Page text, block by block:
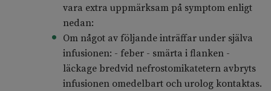
vara extra uppmärksam på symptom enligt
nedan:
Om något av följande inträffar under själva
infusionen: - feber - smärta i flanken -
läckage bredvid nefrostomikatetern avbryts
infusionen omedelbart och urolog kontaktas.